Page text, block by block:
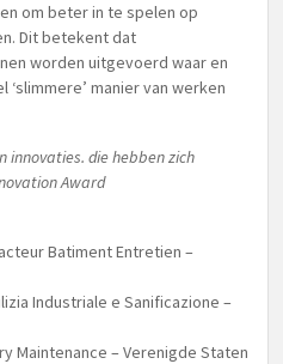
om beter in te spelen op
Dit betekent dat
worden uitgevoerd waar en
manier van werken
innovaties. die hebben zich
Award
Batiment Entretien –
Industriale e Sanificazione –
Maintenance – Verenigde Staten